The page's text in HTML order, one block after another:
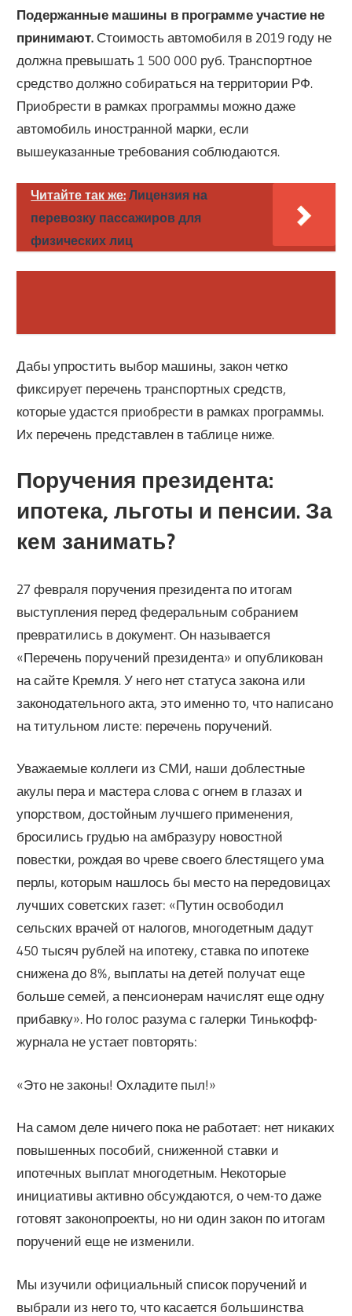
Подержанные машины в программе участие не
принимают. Стоимость автомобиля в 2019 году не
должна превышать 1 500 000 руб. Транспортное
средство должно собираться на территории РФ.
Приобрести в рамках программы можно даже
автомобиль иностранной марки, если
вышеуказанные требования соблюдаются.
Читайте так же: Лицензия на
перевозку пассажиров для
физических лиц
Дабы упростить выбор машины, закон четко
фиксирует перечень транспортных средств,
которые удастся приобрести в рамках программы.
Их перечень представлен в таблице ниже.
Поручения президента:
ипотека, льготы и пенсии. За
кем занимать?
27 февраля поручения президента по итогам
выступления перед федеральным собранием
превратились в документ. Он называется
«Перечень поручений президента» и опубликован
на сайте Кремля. У него нет статуса закона или
законодательного акта, это именно то, что написано
на титульном листе: перечень поручений.
Уважаемые коллеги из СМИ, наши доблестные
акулы пера и мастера слова с огнем в глазах и
упорством, достойным лучшего применения,
бросились грудью на амбразуру новостной
повестки, рождая во чреве своего блестящего ума
перлы, которым нашлось бы место на передовицах
лучших советских газет: «Путин освободил
сельских врачей от налогов, многодетным дадут
450 тысяч рублей на ипотеку, ставка по ипотеке
снижена до 8%, выплаты на детей получат еще
больше семей, а пенсионерам начислят еще одну
прибавку». Но голос разума с галерки Тинькофф-
журнала не устает повторять:
«Это не законы! Охладите пыл!»
На самом деле ничего пока не работает: нет никаких
повышенных пособий, сниженной ставки и
ипотечных выплат многодетным. Некоторые
инициативы активно обсуждаются, о чем-то даже
готовят законопроекты, но ни один закон по итогам
поручений еще не изменили.
Мы изучили официальный список поручений и
выбрали из него то, что касается большинства